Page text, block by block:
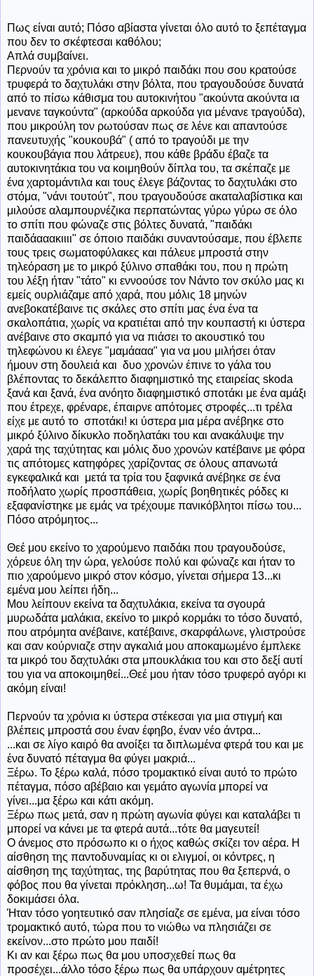
Πως είναι αυτό; Πόσο αβίαστα γίνεται όλο αυτό το ξεπέταγμα
που δεν το σκέφτεσαι καθόλου;
Απλά συμβαίνει.
Περνούν τα χρόνια και το μικρό παιδάκι που σου κρατούσε
τρυφερά το δαχτυλάκι στην βόλτα, που τραγουδούσε δυνατά
από το πίσω κάθισμα του αυτοκινήτου "ακούντα ακούντα ια
μενανε ταγκούντα" (αρκούδα αρκούδα για μένανε τραγούδα),
που μικρούλη τον ρωτούσαν πως σε λένε και απαντούσε
πανευτυχής "κουκουβά" ( από το τραγούδι με την
κουκουβάγια που λάτρευε), που κάθε βράδυ έβαζε τα
αυτοκινητάκια του να κοιμηθούν δίπλα του, τα σκέπαζε με
ένα χαρτομάντιλα και τους έλεγε βάζοντας το δαχτυλάκι στο
στόμα, "νάνι τουτούτ", που τραγουδούσε ακαταλαβίστικα και
μιλούσε αλαμπουρνέζικα περπατώντας γύρω γύρω σε όλο
το σπίτι που φώναζε στις βόλτες δυνατά, "παιδάκι
παιδάααακιιιι" σε όποιο παιδάκι συναντούσαμε, που έβλεπε
τους τρεις σωματοφύλακες και πάλευε μπροστά στην
τηλεόραση με το μικρό ξύλινο σπαθάκι του, που η πρώτη
του λέξη ήταν "τάτο" κι εννοούσε τον Νάντο τον σκύλο μας κι
εμείς ουρλιάζαμε από χαρά, που μόλις 18 μηνών
ανεβοκατέβαινε τις σκάλες στο σπίτι μας ένα ένα τα
σκαλοπάτια, χωρίς να κρατιέται από την κουπαστή κι ύστερα
ανέβαινε στο σκαμπό για να πιάσει το ακουστικό του
τηλεφώνου κι έλεγε "μαμάααα" για να μου μιλήσει όταν
ήμουν στη δουλειά και δυο χρονών έπινε το γάλα του
βλέποντας το δεκάλεπτο διαφημιστικό της εταιρείας skoda
ξανά και ξανά, ένα ανόητο διαφημιστικό σποτάκι με ένα αμάξι
που έτρεχε, φρέναρε, έπαιρνε απότομες στροφές...τι τρέλα
είχε με αυτό το σποτάκι! κι ύστερα μια μέρα ανέβηκε στο
μικρό ξύλινο δίκυκλο ποδηλατάκι του και ανακάλυψε την
χαρά της ταχύτητας και μόλις δυο χρονών κατέβαινε με φόρα
τις απότομες κατηφόρες χαρίζοντας σε όλους απανωτά
εγκεφαλικά και μετά τα τρία του ξαφνικά ανέβηκε σε ένα
ποδήλατο χωρίς προσπάθεια, χωρίς βοηθητικές ρόδες κι
εξαφανίστηκε με εμάς να τρέχουμε πανικόβλητοι πίσω του...
Πόσο ατρόμητος...
Θεέ μου εκείνο το χαρούμενο παιδάκι που τραγουδούσε,
χόρευε όλη την ώρα, γελούσε πολύ και φώναζε και ήταν το
πιο χαρούμενο μικρό στον κόσμο, γίνεται σήμερα 13...κι
εμένα μου λείπει ήδη...
Μου λείπουν εκείνα τα δαχτυλάκια, εκείνα τα σγουρά
μυρωδάτα μαλάκια, εκείνο το μικρό κορμάκι το τόσο δυνατό,
που ατρόμητα ανέβαινε, κατέβαινε, σκαρφάλωνε, γλιστρούσε
και σαν κούρνιαζε στην αγκαλιά μου αποκαμωμένο έμπλεκε
τα μικρό του δαχτυλάκι στα μπουκλάκια του και στο δεξί αυτί
του για να αποκοιμηθεί...Θεέ μου ήταν τόσο τρυφερό αγόρι κι
ακόμη είναι!
Περνούν τα χρόνια κι ύστερα στέκεσαι για μια στιγμή και
βλέπεις μπροστά σου έναν έφηβο, έναν νέο άντρα...
...και σε λίγο καιρό θα ανοίξει τα διπλωμένα φτερά του και με
ένα δυνατό πέταγμα θα φύγει μακριά...
Ξέρω. Το ξέρω καλά, πόσο τρομακτικό είναι αυτό το πρώτο
πέταγμα, πόσο αβέβαιο και γεμάτο αγωνία μπορεί να
γίνει...μα ξέρω και κάτι ακόμη.
Ξέρω πως μετά, σαν η πρώτη αγωνία φύγει και καταλάβει τι
μπορεί να κάνει με τα φτερά αυτά...τότε θα μαγευτεί!
Ο άνεμος στο πρόσωπο κι ο ήχος καθώς σκίζει τον αέρα. Η
αίσθηση της παντοδυναμίας κι οι ελιγμοί, οι κόντρες, η
αίσθηση της ταχύτητας, της βαρύτητας που θα ξεπερνά, ο
φόβος που θα γίνεται πρόκληση...ω! Τα θυμάμαι, τα έχω
δοκιμάσει όλα.
Ήταν τόσο γοητευτικό σαν πλησίαζε σε εμένα, μα είναι τόσο
τρομακτικό αυτό, τώρα που το νιώθω να πλησιάζει σε
εκείνον...στο πρώτο μου παιδί!
Κι αν και ξέρω πως θα μου υποσχεθεί πως θα
προσέχει...άλλο τόσο ξέρω πως θα υπάρχουν αμέτρητες